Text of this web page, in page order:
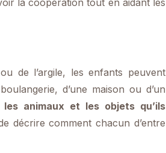
la coopération tout en aidant les
de l’argile, les enfants peuvent
d’une maison ou d’un
animaux et les objets qu’ils
décrire comment chacun d’entre